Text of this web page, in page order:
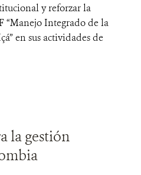
y reforzar la
“Manejo Integrado de la
en sus actividades de
la gestión